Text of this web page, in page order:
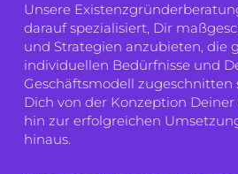
Unsere
darauf spezialisiert, Dir
und Strategien anzubieten, die
individuellen Bedürfnisse und
Geschäftsmodell zugeschnitten
Dich von der Konzeption Deiner
hin zur erfolgreichen
hinaus.